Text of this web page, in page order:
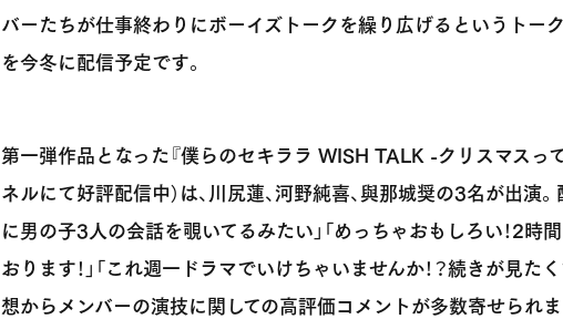
バーたちが仕事終わりにボーイズトークを繰り広げるというトー
を今冬に配信予定です。
第一弾作品となった『僕らのセキララ WISH TALK -クリスマスっ
ネルにて好評配信中）は、川尻蓮、河野純喜、與那城奨の3名が出演
に男の子3人の会話を覗いてるみたい」「めっちゃおもしろい！2時
おります！」「これ週一ドラマでいけちゃいませんか！？続きが見た
想からメンバーの演技に関しての高評価コメントが多数寄せられま